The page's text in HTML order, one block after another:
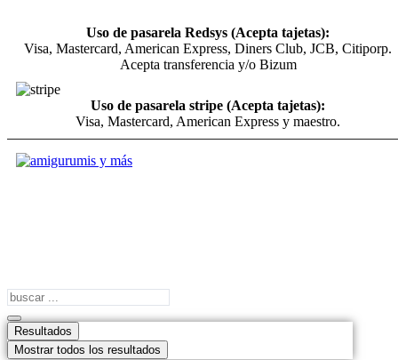
Uso de pasarela Redsys (Acepta tajetas):
Visa, Mastercard, American Express, Diners Club, JCB, Citiporp.
Acepta transferencia y/o Bizum
Uso de pasarela stripe (Acepta tajetas):
Visa, Mastercard, American Express y maestro.
Search
Resultados
Mostrar todos los resultados